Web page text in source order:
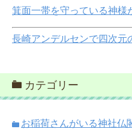
箕面一帯を守っている神様
長崎アンデルセンで四次元
カテゴリー
お稲荷さんがいる神社仏